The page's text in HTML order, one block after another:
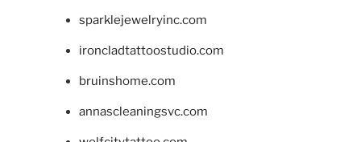
sparklejewelryinc.com
ironcladtattoostudio.com
bruinshome.com
annascleaningsvc.com